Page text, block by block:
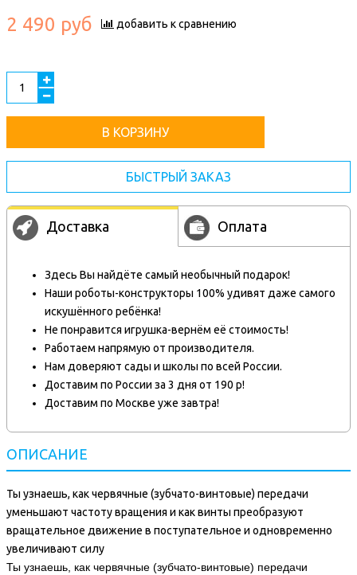
2 490 руб добавить к сравнению
В КОРЗИНУ
БЫСТРЫЙ ЗАКАЗ
Доставка Оплата
Здесь Вы найдёте самый необычный подарок!
Наши роботы-конструкторы 100% удивят даже самого
искушённого ребёнка!
Не понравится игрушка-вернём её стоимость!
Работаем напрямую от производителя.
Нам доверяют сады и школы по всей России.
Доставим по России за 3 дня от 190 р!
Доставим по Москве уже завтра!
ОПИСАНИЕ
Ты узнаешь, как червячные (зубчато-винтовые) передачи
уменьшают частоту вращения и как винты преобразуют
вращательное движение в поступательное и одновременно
увеличивают силу
Ты узнаешь, как червячные (зубчато-винтовые) передачи